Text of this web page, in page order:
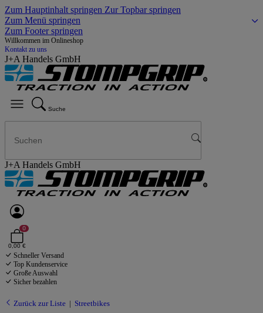
Zum Hauptinhalt springen Zur Topbar springen
Zum Menü springen
Zum Footer springen
Willkommen im Onlineshop
Kontakt zu uns
J+A Handels GmbH
Suche
J+A Handels GmbH
0
0,00 €
Schneller Versand
Top Kundenservice
Große Auswahl
Sicher bezahlen
Zurück zur Liste Streetbikes